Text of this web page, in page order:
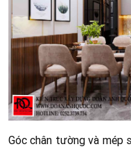
Góc chân tường và mép